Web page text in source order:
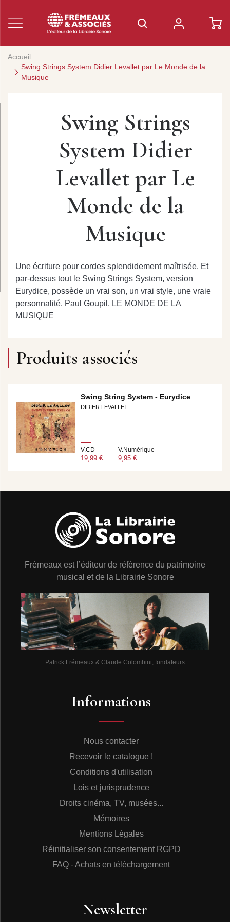
Accueil
Swing Strings System Didier Levallet par Le Monde de la
Musique
Swing Strings
System Didier
Levallet par Le
Monde de la
Musique
Une écriture pour cordes splendidement maîtrisée. Et
par-dessus tout le Swing Strings System, version
Eurydice, possède un vrai son, un vrai style, une vraie
personnalité. Paul Goupil, LE MONDE DE LA
MUSIQUE
Produits associés
Swing String System - Eurydice
DIDIER LEVALLET
V.CD
19,99 €
V.Numérique
9,95 €
Frémeaux est l’éditeur de référence du patrimoine
musical et de la Librairie Sonore
Patrick Frémeaux & Claude Colombini, fondateurs
Informations
Nous contacter
Recevoir le catalogue !
Conditions d'utilisation
Lois et jurisprudence
Droits cinéma, TV, musées...
Mémoires
Mentions Légales
Réinitialiser son consentement RGPD
FAQ - Achats en téléchargement
Newsletter